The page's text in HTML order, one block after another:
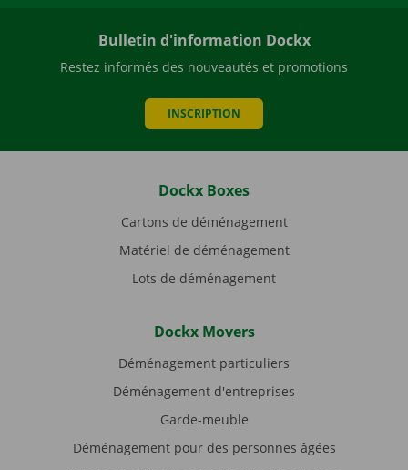
Bulletin d'information Dockx
Restez informés des nouveautés et promotions
INSCRIPTION
Dockx Boxes
Cartons de déménagement
Matériel de déménagement
Lots de déménagement
Dockx Movers
Déménagement particuliers
Déménagement d'entreprises
Garde-meuble
Déménagement pour des personnes âgées